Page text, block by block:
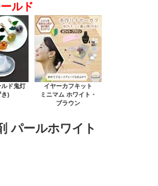
ルド
ルド鬼灯
き)
イヤーカフキット
ミニマム ホワイト・
ブラウン
パールホワイト